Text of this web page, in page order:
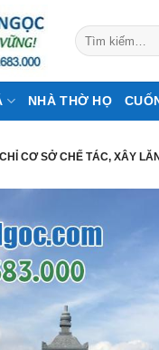
Tìm
kiếm:
NHÀ THỜ HỌ
CƠ SỞ CHẾ TÁC, XÂY